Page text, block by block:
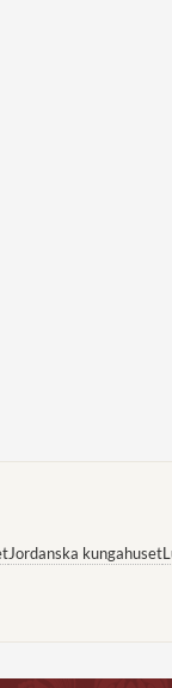
Jordanska kungahuset